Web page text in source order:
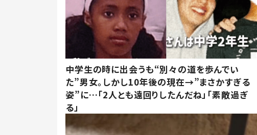
中学生の時に出会うも“別々の道を歩んでい
た”男女。しかし10年後の現在→”まさかすぎる
姿”に…「2人とも遠回りしたんだね」「素敵過ぎ
る」